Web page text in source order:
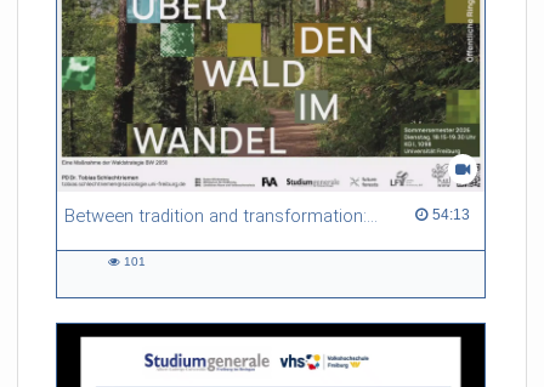
Between tradition and transformation: how owners, advisers and institutions co-create knowledge for resilient forests in Europe 54:13
54:13 duration
101